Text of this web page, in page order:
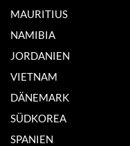
MAURITIUS
NAMIBIA
JORDANIEN
VIETNAM
DÄNEMARK
SÜDKOREA
SPANIEN